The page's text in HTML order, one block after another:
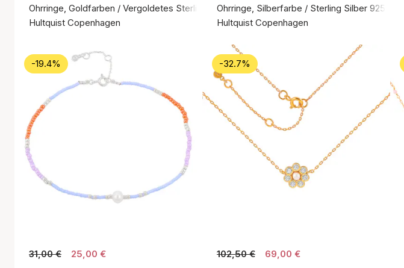
Ohrringe, Goldfarben / Vergoldetes Sterlingsilber 925
Hultquist Copenhagen
Ohrringe, Silberfarbe / Sterling Silber 925
Hultquist Copenhagen
-19.4%
31,00 € 25,00 €
-32.7%
102,50 € 69,00 €